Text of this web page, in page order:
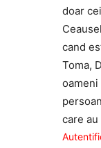
doar
cand
Toma,
care